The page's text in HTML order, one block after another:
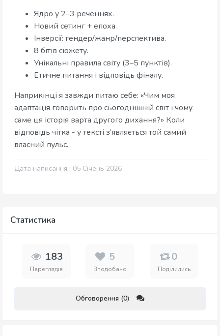
Ядро у 2–3 реченнях.
Новий сетинг + епоха.
Інверсії: гендер/жанр/перспектива.
8 бітів сюжету.
Унікальні правила світу (3–5 пунктів).
Етичне питання і відповідь фіналу.
Наприкінці я завжди питаю себе: «Чим моя
адаптація говорить про сьогоднішній світ і чому
саме ця історія варта другого дихання?» Коли
відповідь чітка - у тексті з’являється той самий
власний пульс.
Дата написання : 05 Січень 2026
Статистика
183
Переглядів
5
Вподобано
0
Поділились
Обговорення (0)